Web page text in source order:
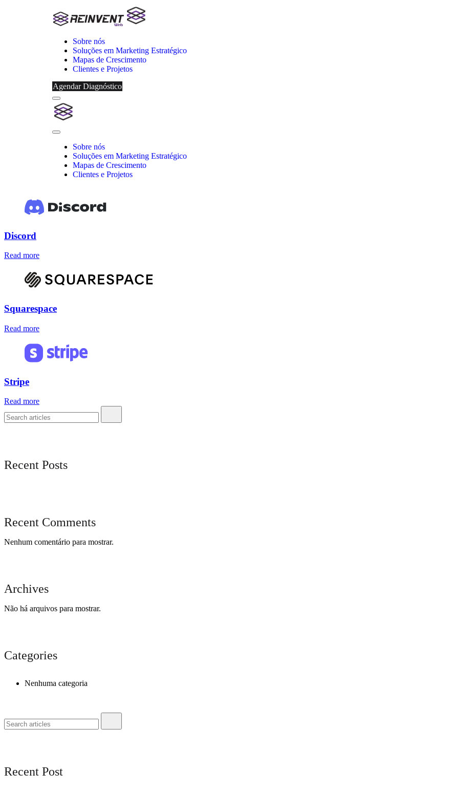
Sobre nós
Soluções em Marketing Estratégico
Mapas de Crescimento
Clientes e Projetos
Agendar Diagnóstico
Menu
Reinvent
Web
Close
Sobre nós
Soluções em Marketing Estratégico
Mapas de Crescimento
Clientes e Projetos
Discord
Read more
Squarespace
Read more
Stripe
Read more
Recent Posts
Recent Comments
Nenhum comentário para mostrar.
Archives
Não há arquivos para mostrar.
Categories
Nenhuma categoria
Recent Post